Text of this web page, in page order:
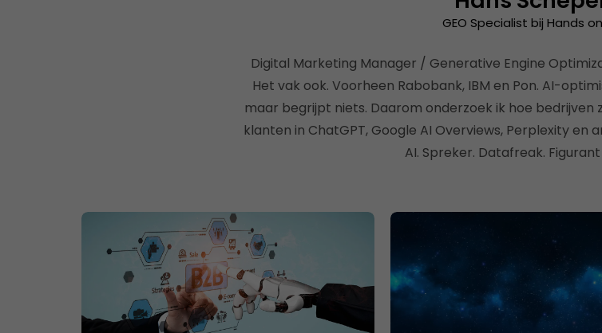
GEO Specialist bij Hands
Digital Marketing Manager / Generative Engine
Het vak ook. Voorheen Rabobank, IBM en Pon. AI-
maar begrijpt niets. Daarom onderzoek ik hoe
klanten in ChatGPT, Google AI Overviews, Perplexity
AI. Spreker. Datafreak. Figurant